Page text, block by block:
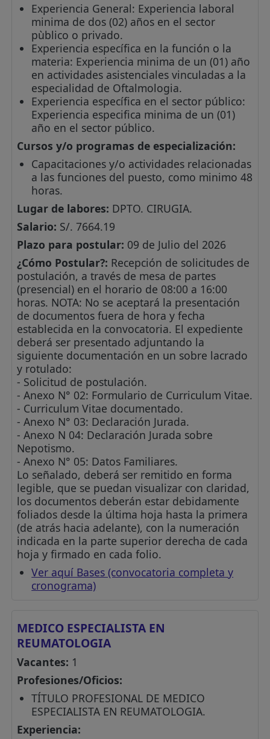
Experiencia General: Experiencia laboral
minima de dos (02) años en el sector
pùblico o privado.
Experiencia específica en la función o la
materia: Experiencia minima de un (01) año
en actividades asistenciales vinculadas a la
especialidad de Oftalmologia.
Experiencia específica en el sector público:
Experiencia especifica minima de un (01)
año en el sector público.
Cursos y/o programas de especialización:
Capacitaciones y/o actividades relacionadas
a las funciones del puesto, como minimo 48
horas.
Lugar de labores: DPTO. CIRUGIA.
Salario: S/. 7664.19
Plazo para postular: 09 de Julio del 2026
¿Cómo Postular?: Recepción de solicitudes de
postulación, a través de mesa de partes
(presencial) en el horario de 08:00 a 16:00
horas. NOTA: No se aceptará la presentación
de documentos fuera de hora y fecha
establecida en la convocatoria. El expediente
deberá ser presentado adjuntando la
siguiente documentación en un sobre lacrado
y rotulado:
- Solicitud de postulación.
- Anexo N° 02: Formulario de Curriculum Vitae.
- Curriculum Vitae documentado.
- Anexo N° 03: Declaración Jurada.
- Anexo N 04: Declaración Jurada sobre
Nepotismo.
- Anexo N° 05: Datos Familiares.
Lo señalado, deberá ser remitido en forma
legible, que se puedan visualizar con claridad,
los documentos deberán estar debidamente
foliados desde la última hoja hasta la primera
(de atrás hacia adelante), con la numeración
indicada en la parte superior derecha de cada
hoja y firmado en cada folio.
Ver aquí Bases (convocatoria completa y
cronograma)
MEDICO ESPECIALISTA EN
REUMATOLOGIA
Vacantes: 1
Profesiones/Oficios:
TÍTULO PROFESIONAL DE MEDICO
ESPECIALISTA EN REUMATOLOGIA.
Experiencia: